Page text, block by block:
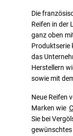
Die
Reifen in der
ganz oben
Produktserie
das
Herstellern
sowie mit
Neue Reifen
Marken wie
Sie bei
gewünschtes